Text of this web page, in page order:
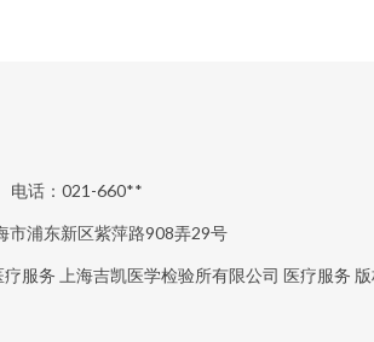
电话：021-660**
市浦东新区紫萍路908弄29号
疗服务 上海吉凯医学检验所有限公司 医疗服务